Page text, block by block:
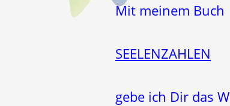
Mit meinem Buch
SEELENZAHLEN
gebe ich Dir das